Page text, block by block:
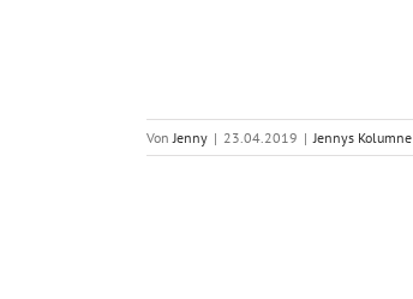
VonJenny | 23.04.2019 | Jennys Kolumne